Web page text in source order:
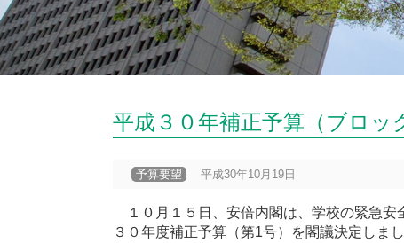
平成３０年補正予算（ブロッ
予算要望 平成30年10月19日
１０月１５日、安倍内閣は、学校の緊急
３０年度補正予算（第1号）を閣議決定しま